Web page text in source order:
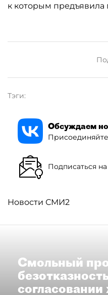
к которым
Тэги:
Обсуждаем
Подписаться
Новости СМИ2
Смольный